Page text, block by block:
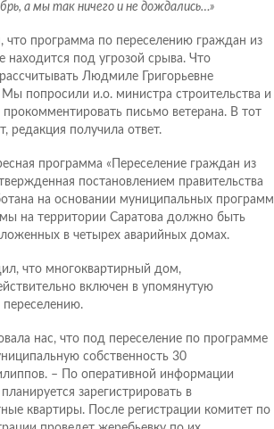
а мы так ничего и не дождались…»
программа по переселению граждан из
находится под угрозой срыва. Что
Людмиле Григорьевне
попросили и.о. министра строительства и
прокомментировать письмо ветерана. В тот
редакция получила ответ.
программа «Переселение граждан из
постановлением правительства
на основании муниципальных программ
на территории Саратова должно быть
в четырех аварийных домах.
что многоквартирный дом,
включен в упомянутую
нас, что под переселение по программе
собственность 30
– По оперативной информации
зарегистрировать в
квартиры. После регистрации комитет по